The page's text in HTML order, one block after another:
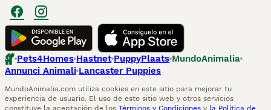
Pets4Homes Hastnet PuppyPlaats MundoAnimalia
Annunci Animali Lancaster Puppies
MundoAnimalia.com utiliza cookies en este sitio para mejorar tu
experiencia de usuario. El uso de este sitio web y otros servicios